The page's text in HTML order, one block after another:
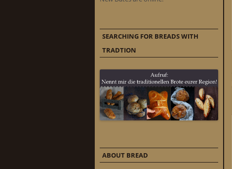
SEARCHING FOR BREADS WITH
TRADTION
ABOUT BREAD